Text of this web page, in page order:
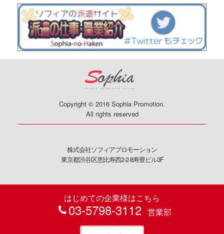
Copyright © 2016 Sophia Promotion.
All rights reserved
株式会社ソフィアプロモーション
東京都渋谷区恵比寿西2-2-8寿豊ビル3F
はじめての企業様はこちら
03-5798-3112 営業部